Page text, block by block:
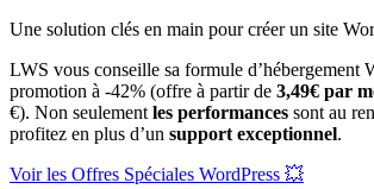
Une solution clés en main pour créer un site
LWS vous conseille sa formule d’hébergement
promotion à -42% (offre à partir de 3,49€ par
€). Non seulement les performances sont au
profitez en plus d’un support exceptionnel.
Voir les Offres Spéciales WordPress 💥